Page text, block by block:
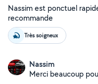
Nassim est ponctuel
recommande
Très soigneux
Nassim
Merci beaucoup